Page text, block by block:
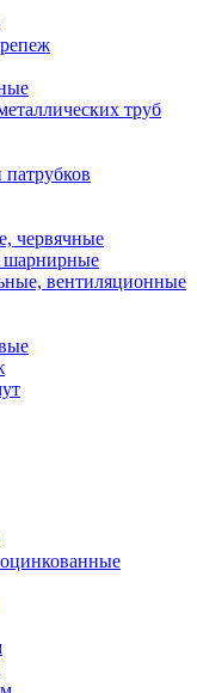
труб
червячные
вентиляционные